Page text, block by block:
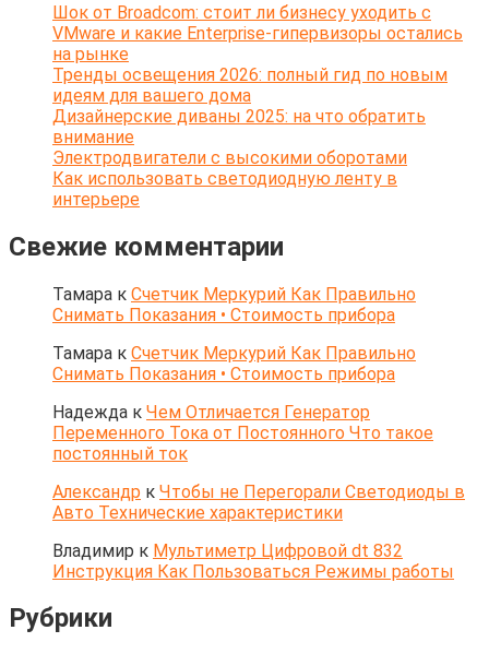
Шок от Broadcom: стоит ли бизнесу уходить с
VMware и какие Enterprise-гипервизоры остались
на рынке
Тренды освещения 2026: полный гид по новым
идеям для вашего дома
Дизайнерские диваны 2025: на что обратить
внимание
Электродвигатели с высокими оборотами
Как использовать светодиодную ленту в
интерьере
Свежие комментарии
Тамара к Счетчик Меркурий Как Правильно
Снимать Показания • Стоимость прибора
Тамара к Счетчик Меркурий Как Правильно
Снимать Показания • Стоимость прибора
Надежда к Чем Отличается Генератор
Переменного Тока от Постоянного Что такое
постоянный ток
Александр к Чтобы не Перегорали Светодиоды в
Авто Технические характеристики
Владимир к Мультиметр Цифровой dt 832
Инструкция Как Пользоваться Режимы работы
Рубрики